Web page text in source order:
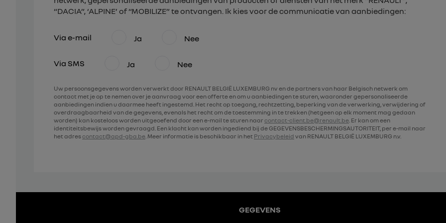
“DACIA”, ‘ALPINE’ of “MOBILIZE” te ontvangen. Ik kies voor de communicatie van aanbiedingen:
Via e-mail Ja Nee
Via SMS Ja Nee
Uw persoonsgegevens worden verwerkt door RENAULT BELGIË LUXEMBURG nv en de partners van haar Belgisch netwerk om
contact met je op te nemen over je aanvraag voor een offerte en om u aanbiedingen te sturen, waaronder gepersonaliseerde
aanbiedingen indien u daarmee heeft ingestemd. Het recht op toegang, rechtzetting, beperking van de verwerking, verwijdering of
overdraagbaarheid van de gegevens, evenals het recht om de toestemming in te trekken (hetgeen op elk moment mag gedaan
worden) kan kosteloos worden uitgeoefend door een e-mail te sturen naar contact-client.be@renault.be. Er kan om een
identiteitsbewijs worden gevraagd. Een klacht kan worden ingediend bij de GEGEVENSBESCHERMINGSAUTORITEIT, per e-mail naar
het adres contact@apd-gba.be. Meer informatie is beschikbaar in het Privacybeleid van RENAULT BELGIË LUXEMBURG n.v.
GEGEVENS